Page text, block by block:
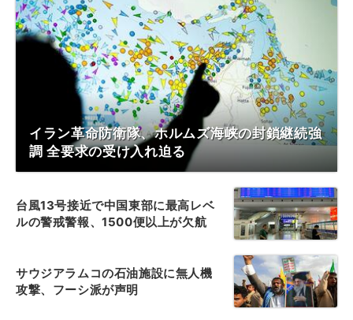
イラン革命防衛隊、ホルムズ海峡の封鎖継続強
調 全要求の受け入れ迫る
台風13号接近で中国東部に最高レベ
ルの警戒警報、1500便以上が欠航
サウジアラムコの石油施設に無人機
攻撃、フーシ派が声明